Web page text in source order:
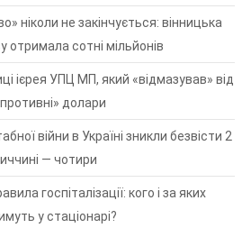
ніколи не закінчується: вінницька
отримала сотні мільйонів
ієрея УПЦ МП, який «відмазував» від
долари
війни в Україні зникли безвісти 2
— чотири
госпіталізації: кого і за яких
у стаціонарі?